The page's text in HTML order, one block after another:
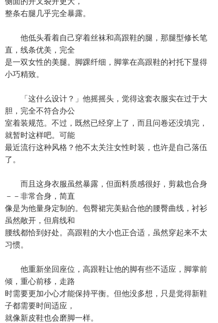
整条右腿几乎完全暴露。
他低头看着自己穿着丝袜和高跟鞋的腿，那腿型修长笔
直，线条优美，完全
是一双女性的美腿。脚踝纤细，脚掌在高跟鞋的衬托下显得
小巧精致。
「这什么设计？」他摇摇头，觉得这套衣服实在过于大
胆，完全不符合办公
室着装规范。不过，既然已经穿上了，而且问卷还没填完，
就暂时这样吧。可能
最近流行这种风格？他不太关注女性时装，也许是自己落伍
了。
而且这身衣服虽然暴露，但面料质感很好，剪裁也合身
－－非常合身，简直
像是为他量身定制的。包臀裙完美贴合他的腰臀曲线，衬衫
虽然敞开，但肩线和
腰线都恰到好处。高跟鞋的大小也正合适，虽然穿起来不太
习惯。
他重新坐回座位，高跟鞋让他的脚有些不适应，脚掌前
倾，重心前移，走路
时需要更加小心才能保持平衡。但他没多想，只是觉得新鞋
子都需要时间适应，
就像新皮鞋也会磨脚一样。